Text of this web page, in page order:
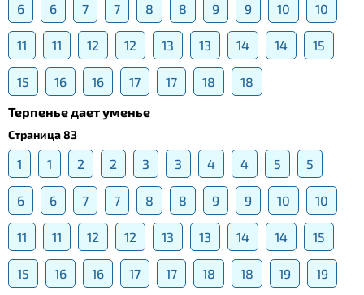
6 6 7 7 8 8 9 9 10 10
11 11 12 12 13 13 14 14 15
15 16 16 17 17 18
18
Терпенье дает уменье
Страница 83
1 1 2 2 3 3 4 4 5 5
6 6 7 7 8 8 9 9 10 10
11 11 12 12 13 13 14 14 15
15 16 16 17 17 18 18 19
19